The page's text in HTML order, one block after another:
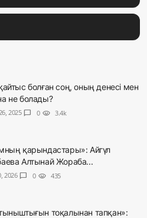
болған соң, оның денесі мен
не болады?
2025 chat_bubble 0 visibility 3.4k
қарындастары»: Айгүл
Алтынай Жораба...
2026 chat_bubble 0 visibility 435
тоқалынан тапқан»: